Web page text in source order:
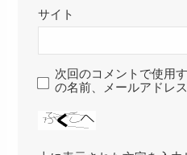
サイト
次回のコメントで使用
の名前、メールアドレ